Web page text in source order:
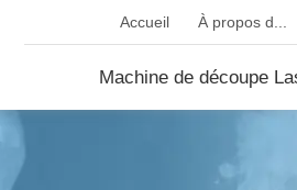
Accueil À propos d...
Machine de découpe